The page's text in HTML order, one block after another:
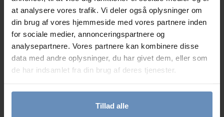
at analysere vores trafik. Vi deler også oplysninger om
din brug af vores hjemmeside med vores partnere inden
for sociale medier, annonceringspartnere og
analysepartnere. Vores partnere kan kombinere disse
data med andre oplysninger, du har givet dem, eller som
de har indsamlet fra din brug af deres tjenester.
Tillad alle